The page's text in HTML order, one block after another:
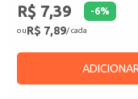
R$ 7,39 -6%
ouR$ 7,89/ cada
ADICIONAR